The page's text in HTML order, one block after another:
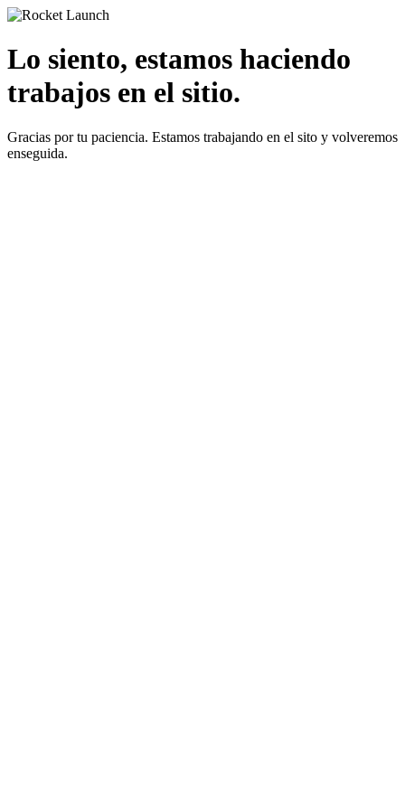
Lo siento, estamos haciendo
trabajos en el sitio.
Gracias por tu paciencia. Estamos trabajando en el sito y volveremos
enseguida.